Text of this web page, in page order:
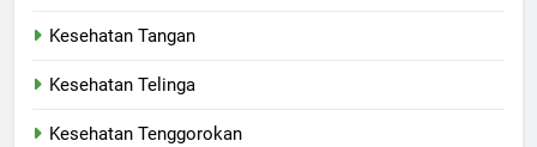
Kesehatan Tangan
Kesehatan Telinga
Kesehatan Tenggorokan